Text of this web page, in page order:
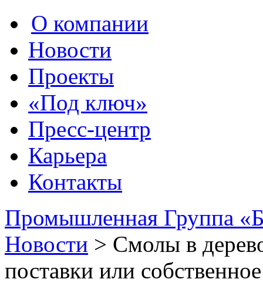
О компании
Новости
Проекты
«Под ключ»
Пресс-центр
Карьера
Контакты
Промышленная Группа
Новости > Смолы в
поставки или